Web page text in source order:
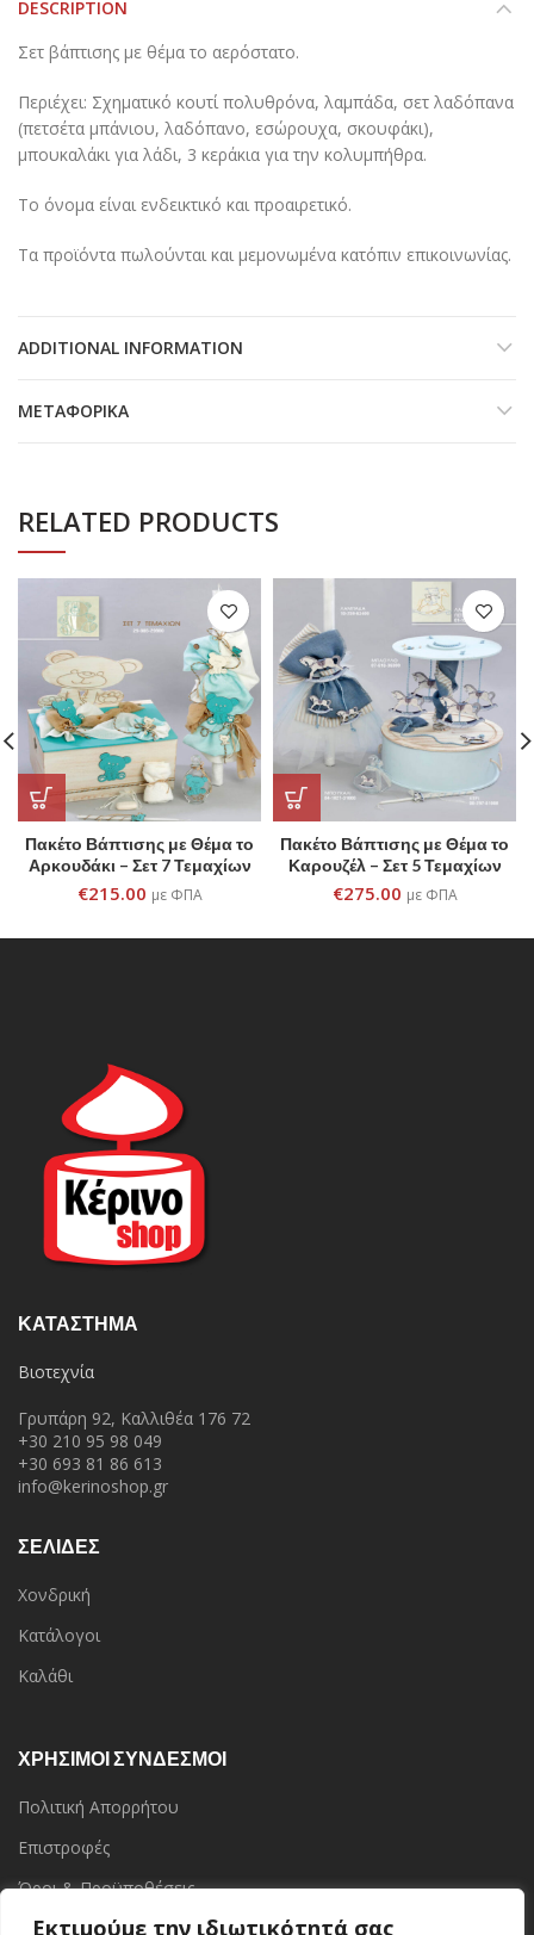
Εκτιμούμε την ιδιωτικότητά σας
DESCRIPTION
Σετ βάπτισης με θέμα το αερόστατο.
Περιέχει: Σχηματικό κουτί πολυθρόνα, λαμπάδα, σετ λαδόπανα
(πετσέτα μπάνιου, λαδόπανο, εσώρουχα, σκουφάκι),
μπουκαλάκι για λάδι, 3 κεράκια για την κολυμπήθρα.
Το όνομα είναι ενδεικτικό και προαιρετικό.
Τα προϊόντα πωλούνται και μεμονωμένα κατόπιν επικοινωνίας.
ADDITIONAL INFORMATION
ΜΕΤΑΦΟΡΙΚΆ
RELATED PRODUCTS
Πακέτο Βάπτισης με Θέμα το
Αρκουδάκι – Σετ 7 Τεμαχίων
€215.00 με ΦΠΑ
Πακέτο Βάπτισης με Θέμα το
Καρουζέλ – Σετ 5 Τεμαχίων
€275.00 με ΦΠΑ
ΚΑΤΆΣΤΗΜΑ
Βιοτεχνία
Γρυπάρη 92, Καλλιθέα 176 72
+30 210 95 98 049
+30 693 81 86 613
info@kerinoshop.gr
ΣΕΛΙΔΕΣ
Χονδρική
Κατάλογοι
Καλάθι
ΧΡΗΣΙΜΟΙ ΣΥΝΔΕΣΜΟΙ
Πολιτική Απορρήτου
Επιστροφές
Όροι & Προϋποθέσεις
Επικοινωνία